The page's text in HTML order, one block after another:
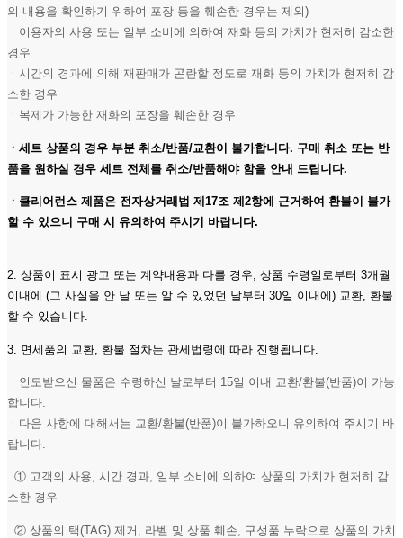
의 내용을 확인하기 위하여 포장 등을 훼손한 경우는 제외)
ㆍ이용자의 사용 또는 일부 소비에 의하여 재화 등의 가치가 현저히 감소한
경우
ㆍ시간의 경과에 의해 재판매가 곤란할 정도로 재화 등의 가치가 현저히 감
소한 경우
ㆍ복제가 가능한 재화의 포장을 훼손한 경우
ㆍ세트 상품의 경우 부분 취소/반품/교환이 불가합니다. 구매 취소 또는 반
품을 원하실 경우 세트 전체를 취소/반품해야 함을 안내 드립니다.
ㆍ클리어런스 제품은 전자상거래법 제17조 제2항에 근거하여 환불이 불가
할 수 있으니 구매 시 유의하여 주시기 바랍니다.
2. 상품이 표시 광고 또는 계약내용과 다를 경우, 상품 수령일로부터 3개월
이내에 (그 사실을 안 날 또는 알 수 있었던 날부터 30일 이내에) 교환, 환불
할 수 있습니다.
3. 면세품의 교환, 환불 절차는 관세법령에 따라 진행됩니다.
ㆍ인도받으신 물품은 수령하신 날로부터 15일 이내 교환/환불(반품)이 가능
합니다.
ㆍ다음 사항에 대해서는 교환/환불(반품)이 불가하오니 유의하여 주시기 바
랍니다.
① 고객의 사용, 시간 경과, 일부 소비에 의하여 상품의 가치가 현저히 감
소한 경우
② 상품의 택(TAG) 제거, 라벨 및 상품 훼손, 구성품 누락으로 상품의 가치